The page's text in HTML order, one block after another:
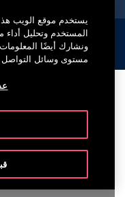
يستخدم موقع الويب هذا
المستخدم وتحليل أداء
ونشارك أيضًا المعلومات
مستوى وسائل التواصل